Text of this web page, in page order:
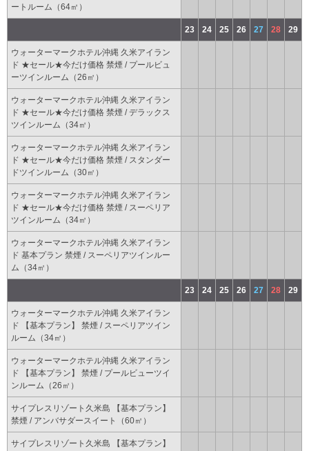
ートルーム（64㎡）
23 24 25 26 27 28 29
ウォーターマークホテル沖縄 久米アイラン
ド ★セール★今だけ価格 禁煙 / プールビュ
ーツインルーム（26㎡）
ウォーターマークホテル沖縄 久米アイラン
ド ★セール★今だけ価格 禁煙 / デラックス
ツインルーム（34㎡）
ウォーターマークホテル沖縄 久米アイラン
ド ★セール★今だけ価格 禁煙 / スタンダー
ドツインルーム（30㎡）
ウォーターマークホテル沖縄 久米アイラン
ド ★セール★今だけ価格 禁煙 / スーペリア
ツインルーム（34㎡）
ウォーターマークホテル沖縄 久米アイラン
ド 基本プラン 禁煙 / スーペリアツインルー
ム（34㎡）
23 24 25 26 27 28 29
ウォーターマークホテル沖縄 久米アイラン
ド 【基本プラン】 禁煙 / スーペリアツイン
ルーム（34㎡）
ウォーターマークホテル沖縄 久米アイラン
ド 【基本プラン】 禁煙 / プールビューツイ
ンルーム（26㎡）
サイプレスリゾート久米島 【基本プラン】
禁煙 / アンバサダースイート（60㎡）
サイプレスリゾート久米島 【基本プラン】